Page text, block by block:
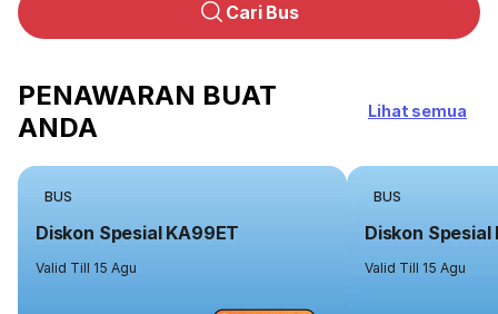
Cari Bus
PENAWARAN BUAT
ANDA
Lihat semua
BUS
Diskon Spesial KA99ET
Valid Till 15 Agu
BUS
Diskon Spesial
Valid Till 15 Agu